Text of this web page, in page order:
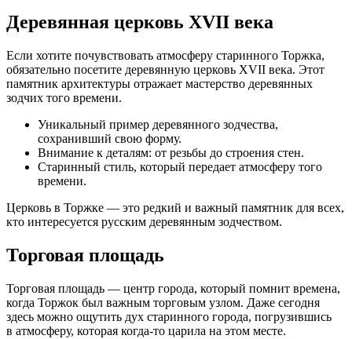
Деревянная церковь XVII века
Если хотите почувствовать атмосферу старинного Торжка,
обязательно посетите деревянную церковь XVII века. Этот
памятник архитектуры отражает мастерство деревянных
зодчих того времени.
Уникальный пример деревянного зодчества,
сохранивший свою форму.
Внимание к деталям: от резьбы до строения стен.
Старинный стиль, который передает атмосферу того
времени.
Церковь в Торжке — это редкий и важный памятник для всех,
кто интересуется русским деревянным зодчеством.
Торговая площадь
Торговая площадь — центр города, который помнит времена,
когда Торжок был важным торговым узлом. Даже сегодня
здесь можно ощутить дух старинного города, погрузившись
в атмосферу, которая когда-то царила на этом месте.